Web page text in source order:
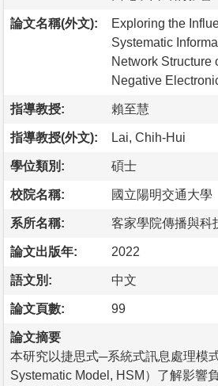
論文名稱(外文):
Exploring the
Systematic
Network Structure
Negative
指導教授: 賴至慧
指導教授(外文): Lai, Chih-Hui
學位類別: 碩士
校院名稱: 國立陽明交通大學
系所名稱: 客家學院傳播與科
論文出版年: 2022
語文別: 中文
論文頁數: 99
論文摘要
本研究以捷思式─系統式訊息處理模
Systematic Model, HSM）了解影響